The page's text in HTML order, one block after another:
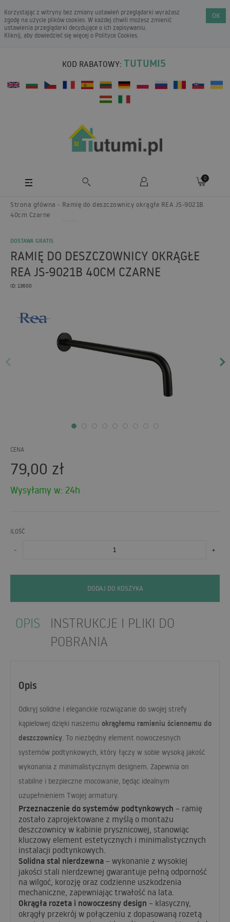
Korzystając z witryny bez zmiany ustawień przeglądarki wyrażasz
zgodę na użycie plików cookies. W każdej chwili możesz zmienić
ustawienia przeglądarki decydujące o ich zapisywaniu.
Kliknij, aby dowiedzieć się więcej o Polityce Cookies.
OK
KOD RABATOWY: TUTUMI5
0
Strona główna
Ramię do deszczownicy okrągłe REA JS-9021B
40cm Czarne
DOSTAWA GRATIS
RAMIĘ DO DESZCZOWNICY OKRĄGŁE
REA JS-9021B 40CM CZARNE
ID: 13600
CENA
79,00 zł
Wysyłamy w: 24h
ILOŚĆ
- +
DODAJ DO KOSZYKA
OPIS
INSTRUKCJE I PLIKI DO
POBRANIA
Opis
Odkryj solidne i eleganckie rozwiązanie do swojej strefy
kąpielowej dzięki naszemu okrągłemu ramieniu ściennemu do
deszczownicy. To niezbędny element nowoczesnych
systemów podtynkowych, który łączy w sobie wysoką jakość
wykonania z minimalistycznym designem. Zapewnia on
stabilne i bezpieczne mocowanie, będąc idealnym
uzupełnieniem Twojej armatury.
Przeznaczenie do systemów podtynkowych – ramię
zostało zaprojektowane z myślą o montażu
deszczownicy w kabinie prysznicowej, stanowiąc
kluczowy element estetycznych i minimalistycznych
instalacji podtynkowych.
Solidna stal nierdzewna – wykonanie z wysokiej
jakości stali nierdzewnej gwarantuje pełną odporność
na wilgoć, korozję oraz codzienne uszkodzenia
mechaniczne, zapewniając trwałość na lata.
Okrągła rozeta i nowoczesny design – klasyczny,
okrągły przekrój w połączeniu z dopasowaną rozetą